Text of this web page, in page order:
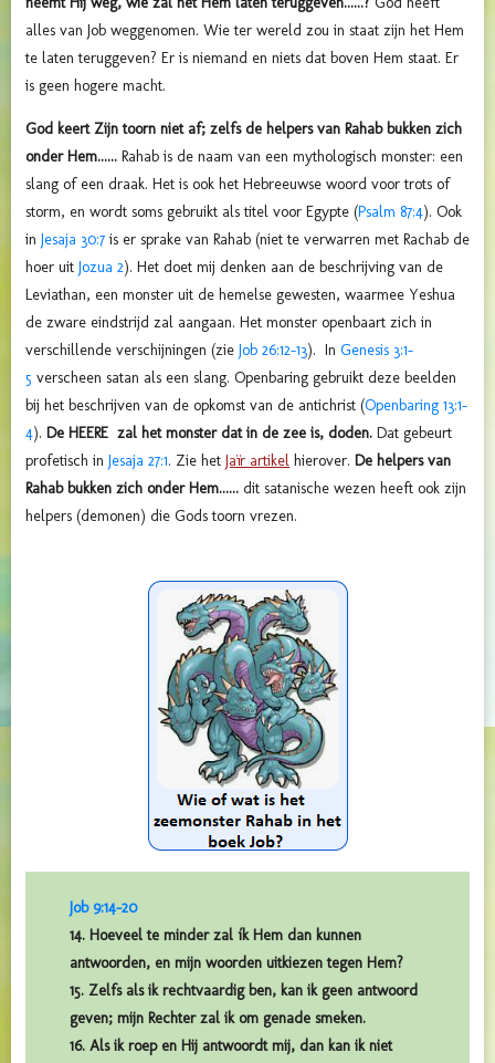
alles van Job weggenomen. Wie ter wereld zou in staat zijn het Hem
te laten teruggeven? Er is niemand en niets dat boven Hem staat. Er
is geen hogere macht.
God keert Zijn toorn niet af; zelfs de helpers van Rahab bukken zich
onder Hem...... Rahab is de naam van een mythologisch monster: een
slang of een draak. Het is ook het Hebreeuwse woord voor trots of
storm, en wordt soms gebruikt als titel voor Egypte (Psalm 87:4). Ook
in Jesaja 30:7 is er sprake van Rahab (niet te verwarren met Rachab de
hoer uit Jozua 2). Het doet mij denken aan de beschrijving van de
Leviathan, een monster uit de hemelse gewesten, waarmee Yeshua
de zware eindstrijd zal aangaan. Het monster openbaart zich in
verschillende verschijningen (zie Job 26:12-13). In Genesis 3:1-
5 verscheen satan als een slang. Openbaring gebruikt deze beelden
bij het beschrijven van de opkomst van de antichrist (Openbaring 13:1-
4). De HEERE zal het monster dat in de zee is, doden. Dat gebeurt
profetisch in Jesaja 27:1. Zie het Jaïr artikel hierover. De helpers van
Rahab bukken zich onder Hem...... dit satanische wezen heeft ook zijn
helpers (demonen) die Gods toorn vrezen.
Job 9:14-20
14. Hoeveel te minder zal ík Hem dan kunnen
antwoorden, en mijn woorden uitkiezen tegen Hem?
15. Zelfs als ik rechtvaardig ben, kan ik geen antwoord
geven; mijn Rechter zal ik om genade smeken.
16. Als ik roep en Hij antwoordt mij, dan kan ik niet